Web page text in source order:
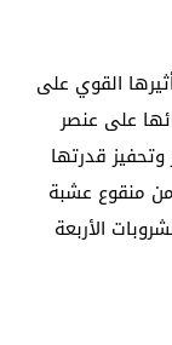
القوي على
على عنصر
قدرتها
منقوع عشبة
الأربعة